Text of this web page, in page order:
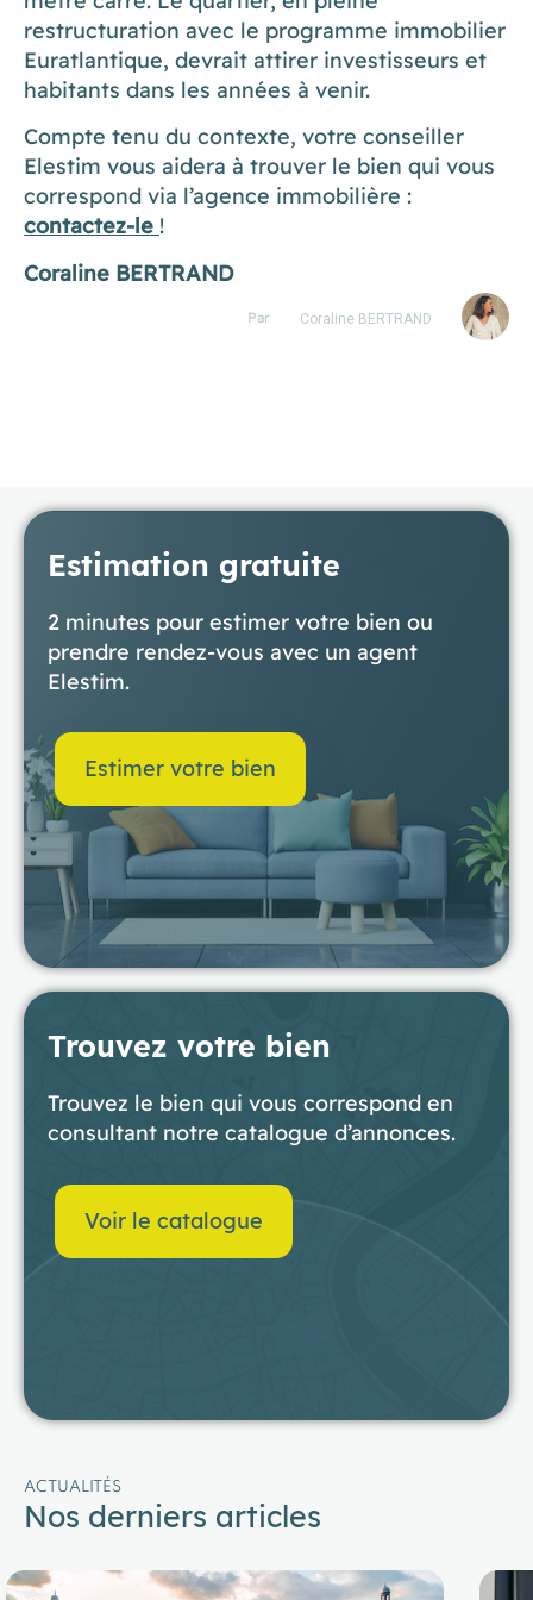
restructuration avec le programme immobilier
Euratlantique, devrait attirer investisseurs et
habitants dans les années à venir.
Compte tenu du contexte, votre conseiller
Elestim vous aidera à trouver le bien qui vous
correspond via l’agence immobilière :
contactez-le !
Coraline BERTRAND
Par Coraline BERTRAND
Estimation gratuite
2 minutes pour estimer votre bien ou
prendre rendez-vous avec un agent
Elestim.
Estimer votre bien
Trouvez votre bien
Trouvez le bien qui vous correspond en
consultant notre catalogue d’annonces.
Voir le catalogue
ACTUALITÉS
Nos derniers articles